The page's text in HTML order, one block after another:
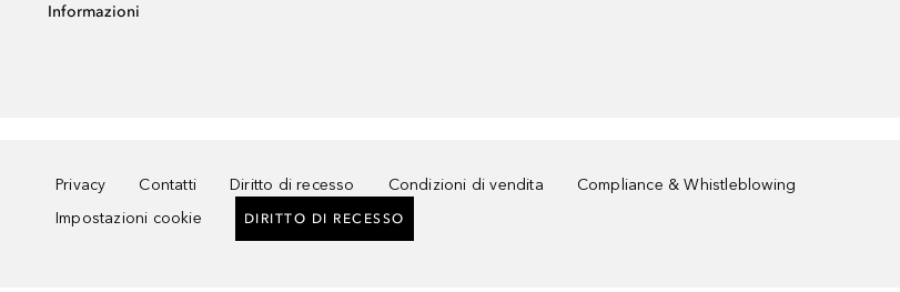
Informazioni
Privacy Contatti Diritto di recesso Condizioni di vendita
Compliance & Whistleblowing
Impostazioni cookie
DIRITTO DI RECESSO